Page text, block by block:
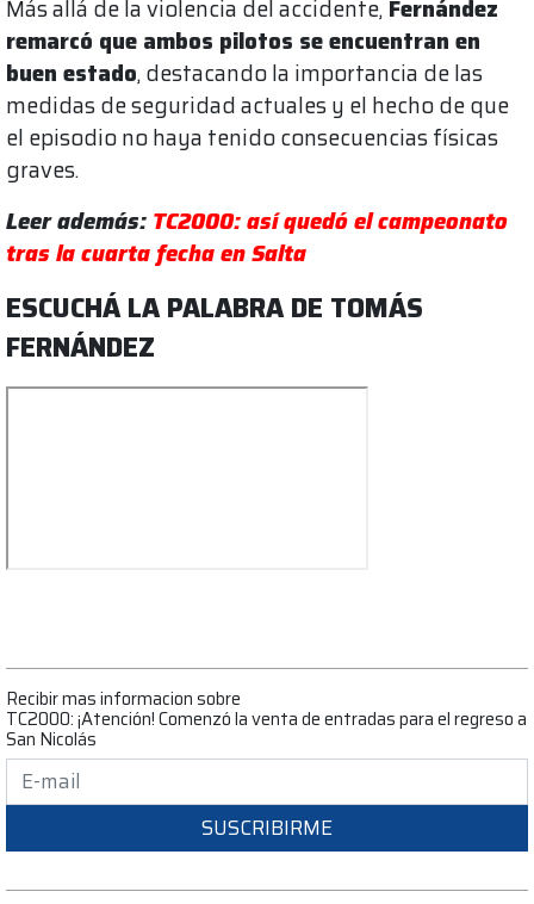
Más allá de la violencia del accidente, Fernández
remarcó que ambos pilotos se encuentran en
buen estado, destacando la importancia de las
medidas de seguridad actuales y el hecho de que
el episodio no haya tenido consecuencias físicas
graves.
Leer además: TC2000: así quedó el campeonato
tras la cuarta fecha en Salta
ESCUCHÁ LA PALABRA DE TOMÁS
FERNÁNDEZ
Recibir mas informacion sobre
TC2000: ¡Atención! Comenzó la venta de entradas para el regreso a
San Nicolás
SUSCRIBIRME